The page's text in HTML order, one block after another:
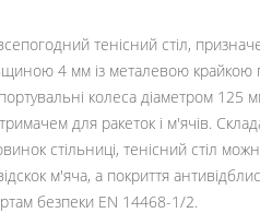
тенісний стіл,
4 мм із металевою крайкою
колеса діаметром
для ракеток і м'ячів.
стільниці, тенісний стіл
м'яча, а покриття
безпеки EN 14468-1/2.